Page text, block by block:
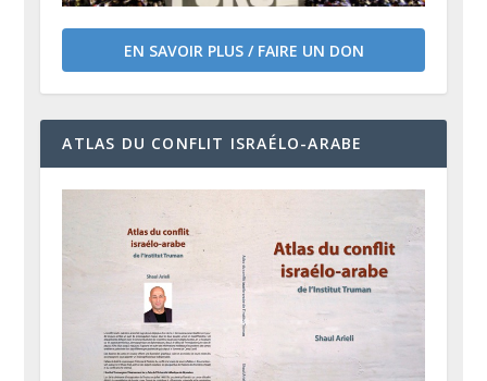
EN SAVOIR PLUS / FAIRE UN DON
ATLAS DU CONFLIT ISRAÉLO-ARABE